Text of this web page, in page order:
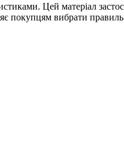
Цей матеріал
покупцям вибрати